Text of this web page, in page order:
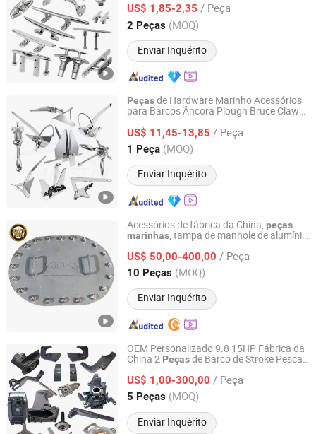
Cleat de Barco Dobrável Pop-up
US$ 1,85-2,35 / Peça
2 Peças (MOQ)
Enviar Inquérito
Shandong, China Desde 2023
Peçasde Hardware Marinho Acessórios
para Barcos Âncora Plough Bruce Claw
Âncora Grapnel Dobrável Âncora para
Barco 316 Âncora Marinha de Aço
Inoxidável
US$ 11,45-13,85 / Peça
1 Peça (MOQ)
Enviar Inquérito
Qingdao Alastin Outdoor Products Co., Ltd.
Shandong, China Desde 2023
Acessórios de fábrica da China, peças
marinhas , tampa de manhole de alumínio
US$ 50,00-400,00 / Peça
10 Peças (MOQ)
Enviar Inquérito
Jiangsu Wancheng Machinery Co., Ltd.
Jiangsu, China Desde 2020
OEM Personalizado 9.8 15HP Fábrica da
China 2 Peçasde Barco de Stroke Pesca
Borda paraPeçasMarinhas
US$ 1,00-300,00 / Peça
5 Peças (MOQ)
Enviar Inquérito
Ningbo Dofan Machinery Technology Co., Ltd.
Zhejiang, China Desde 2025